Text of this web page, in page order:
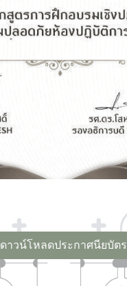
ดาวน์โหลดประกาศนียบัตร